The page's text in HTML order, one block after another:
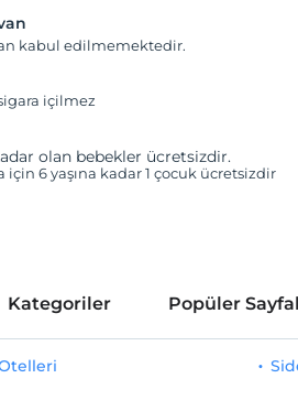
kabul edilmemektedir.
içilmez
olan bebekler ücretsizdir.
için 6 yaşına kadar 1 çocuk ücretsizdir
Kategoriler Popüler